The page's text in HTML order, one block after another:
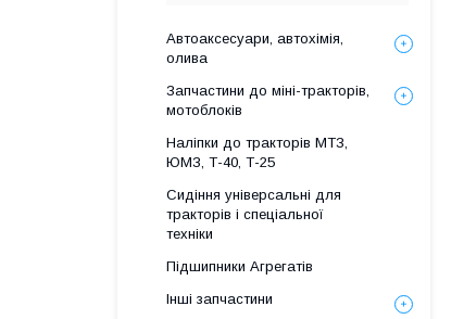
Автоаксесуари, автохімія,
олива
Запчастини до міні-тракторів,
мотоблоків
Наліпки до тракторів МТЗ,
ЮМЗ, Т-40, Т-25
Сидіння універсальні для
тракторів і спеціальної
техніки
Підшипники Агрегатів
Інші запчастини